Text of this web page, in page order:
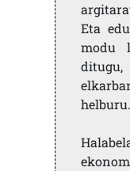
Eta
modu
helburu.